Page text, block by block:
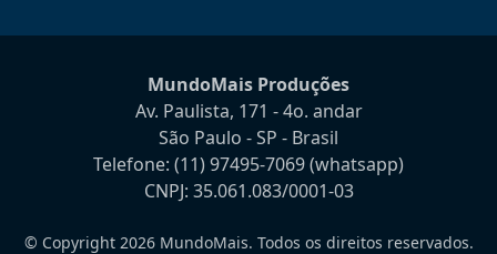
MundoMais Produções
Av. Paulista, 171 - 4o. andar
São Paulo - SP - Brasil
Telefone: (11) 97495-7069(whatsapp)
CNPJ: 35.061.083/0001-03
© Copyright 2026 MundoMais. Todos os direitos reservados.